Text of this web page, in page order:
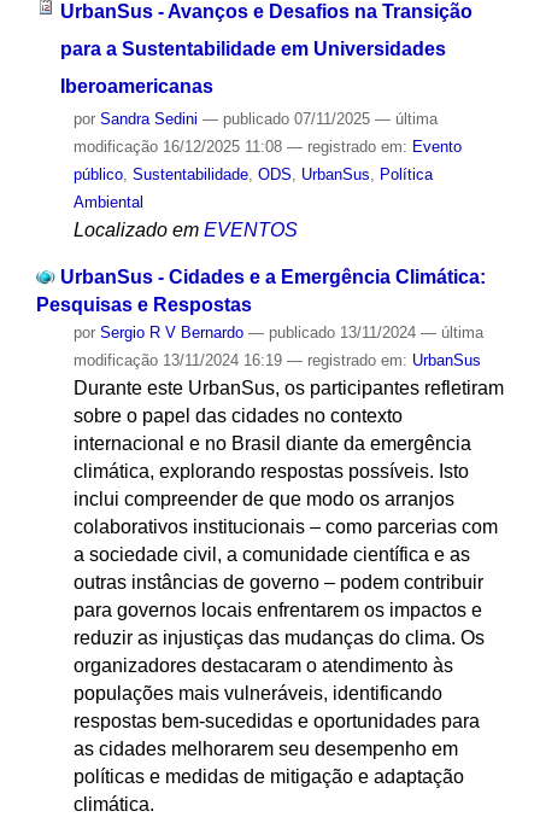
UrbanSus - Avanços e Desafios na Transição
para a Sustentabilidade em Universidades
Iberoamericanas
por Sandra Sedini — publicado07/11/2025 — última
modificação16/12/2025 11:08 — registrado em: Evento
público, Sustentabilidade, ODS, UrbanSus, Política
Ambiental
Localizado em EVENTOS
UrbanSus - Cidades e a Emergência Climática:
Pesquisas e Respostas
por Sergio R V Bernardo — publicado13/11/2024 — última
modificação13/11/2024 16:19 — registrado em: UrbanSus
Durante este UrbanSus, os participantes refletiram
sobre o papel das cidades no contexto
internacional e no Brasil diante da emergência
climática, explorando respostas possíveis. Isto
inclui compreender de que modo os arranjos
colaborativos institucionais – como parcerias com
a sociedade civil, a comunidade científica e as
outras instâncias de governo – podem contribuir
para governos locais enfrentarem os impactos e
reduzir as injustiças das mudanças do clima. Os
organizadores destacaram o atendimento às
populações mais vulneráveis, identificando
respostas bem-sucedidas e oportunidades para
as cidades melhorarem seu desempenho em
políticas e medidas de mitigação e adaptação
climática.